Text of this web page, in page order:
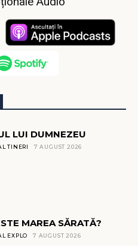
LUI DUMNEZEU
TINERI 7 AUGUST 2026
MAREA SĂRATĂ?
EXPLO 7 AUGUST 2026